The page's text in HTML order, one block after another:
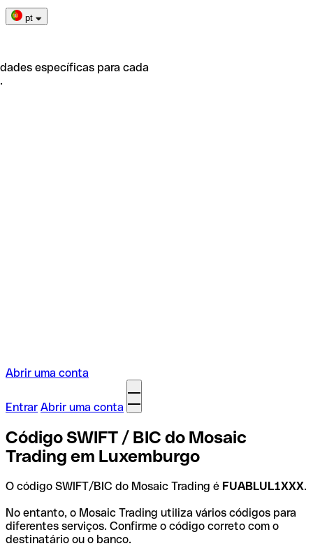
pt
específicas para cada
Abrir uma conta
Entrar Abrir uma conta
Código SWIFT / BIC do Mosaic
Trading em Luxemburgo
O código SWIFT/BIC do Mosaic Trading é FUABLUL1XXX.
No entanto, o Mosaic Trading utiliza vários códigos para
diferentes serviços. Confirme o código correto com o
destinatário ou o banco.